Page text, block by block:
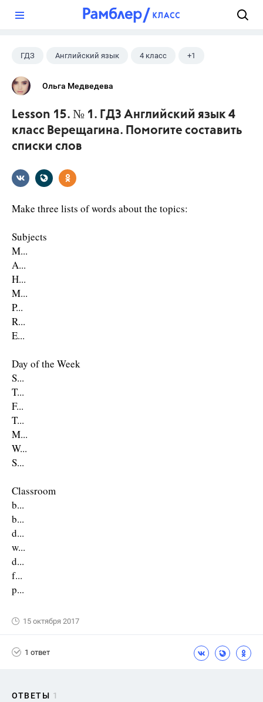
ГДЗ Английский язык 4 класс +1
Верещагина И.Н.
Ольга Медведева
Lesson 15. № 1. ГДЗ Английский язык 4
класс Верещагина. Помогите составить
списки слов
Make three lists of words about the topics:
Subjects
M...
A...
H...
M...
P...
R...
E...
Day of the Week
S...
T...
F...
T...
M...
W...
S...
Classroom
b...
b...
d...
w...
d...
f...
p...
15 октября 2017
1 ответ
ОТВЕТЫ 1